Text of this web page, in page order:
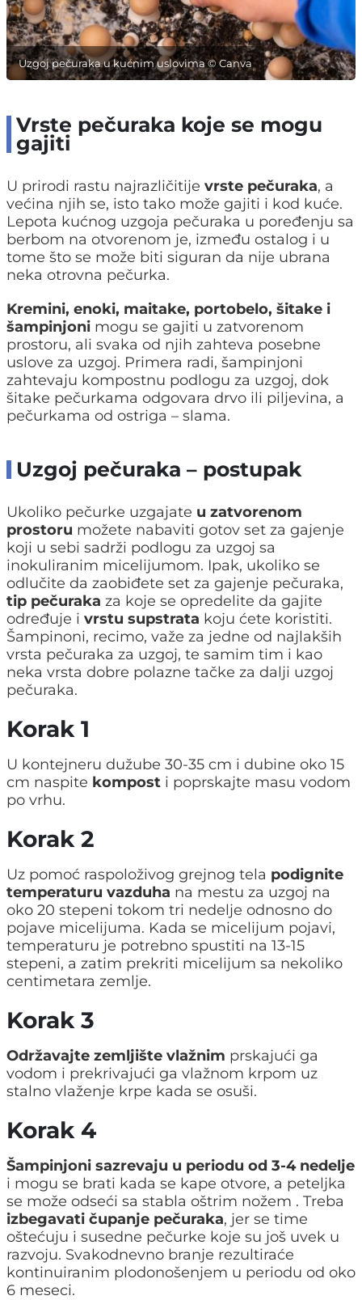
Uzgoj pečuraka u kućnim uslovima © Canva
Vrste pečuraka koje se mogu
gajiti
U prirodi rastu najrazličitije vrste pečuraka, a
većina njih se, isto tako može gajiti i kod kuće.
Lepota kućnog uzgoja pečuraka u poređenju sa
berbom na otvorenom je, između ostalog i u
tome što se može biti siguran da nije ubrana
neka otrovna pečurka.
Kremini, enoki, maitake, portobelo, šitake i
šampinjoni mogu se gajiti u zatvorenom
prostoru, ali svaka od njih zahteva posebne
uslove za uzgoj. Primera radi, šampinjoni
zahtevaju kompostnu podlogu za uzgoj, dok
šitake pečurkama odgovara drvo ili piljevina, a
pečurkama od ostriga – slama.
Uzgoj pečuraka – postupak
Ukoliko pečurke uzgajate u zatvorenom
prostoru možete nabaviti gotov set za gajenje
koji u sebi sadrži podlogu za uzgoj sa
inokuliranim micelijumom. Ipak, ukoliko se
odlučite da zaobiđete set za gajenje pečuraka,
tip pečuraka za koje se opredelite da gajite
određuje i vrstu supstrata koju ćete koristiti.
Šampinoni, recimo, važe za jedne od najlakših
vrsta pečuraka za uzgoj, te samim tim i kao
neka vrsta dobre polazne tačke za dalji uzgoj
pečuraka.
Korak 1
U kontejneru dužube 30-35 cm i dubine oko 15
cm naspite kompost i poprskajte masu vodom
po vrhu.
Korak 2
Uz pomoć raspoloživog grejnog tela podignite
temperaturu vazduha na mestu za uzgoj na
oko 20 stepeni tokom tri nedelje odnosno do
pojave micelijuma. Kada se micelijum pojavi,
temperaturu je potrebno spustiti na 13-15
stepeni, a zatim prekriti micelijum sa nekoliko
centimetara zemlje.
Korak 3
Održavajte zemljište vlažnim prskajući ga
vodom i prekrivajući ga vlažnom krpom uz
stalno vlaženje krpe kada se osuši.
Korak 4
Šampinjoni sazrevaju u periodu od 3-4 nedelje
i mogu se brati kada se kape otvore, a peteljka
se može odseći sa stabla oštrim nožem . Treba
izbegavati čupanje pečuraka, jer se time
oštećuju i susedne pečurke koje su još uvek u
razvoju. Svakodnevno branje rezultiraće
kontinuiranim plodonošenjem u periodu od oko
6 meseci.